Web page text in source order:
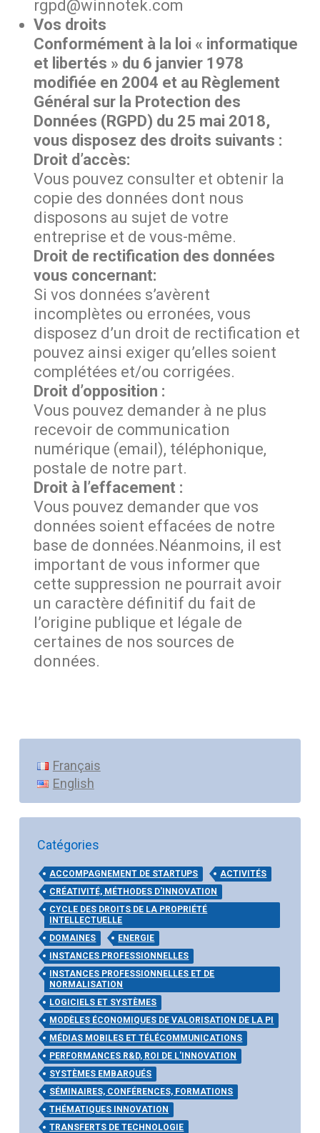
rgpd@winnotek.com
Vos droits
Conformément à la loi « informatique
et libertés » du 6 janvier 1978
modifiée en 2004 et au Règlement
Général sur la Protection des
Données (RGPD) du 25 mai 2018,
vous disposez des droits suivants :
Droit d’accès:
Vous pouvez consulter et obtenir la
copie des données dont nous
disposons au sujet de votre
entreprise et de vous-même.
Droit de rectification des données
vous concernant:
Si vos données s’avèrent
incomplètes ou erronées, vous
disposez d’un droit de rectification et
pouvez ainsi exiger qu’elles soient
complétées et/ou corrigées.
Droit d’opposition :
Vous pouvez demander à ne plus
recevoir de communication
numérique (email), téléphonique,
postale de notre part.
Droit à l’effacement :
Vous pouvez demander que vos
données soient effacées de notre
base de données.Néanmoins, il est
important de vous informer que
cette suppression ne pourrait avoir
un caractère définitif du fait de
l’origine publique et légale de
certaines de nos sources de
données.
Français
English
Catégories
ACCOMPAGNEMENT DE STARTUPS
ACTIVITÉS
CRÉATIVITÉ, MÉTHODES D'INNOVATION
CYCLE DES DROITS DE LA PROPRIÉTÉ
INTELLECTUELLE
DOMAINES
ENERGIE
INSTANCES PROFESSIONNELLES
INSTANCES PROFESSIONNELLES ET DE
NORMALISATION
LOGICIELS ET SYSTÈMES
MODÈLES ÉCONOMIQUES DE VALORISATION DE LA PI
MÉDIAS MOBILES ET TÉLÉCOMMUNICATIONS
PERFORMANCES R&D, ROI DE L'INNOVATION
SYSTÈMES EMBARQUÉS
SÉMINAIRES, CONFÉRENCES, FORMATIONS
THÉMATIQUES INNOVATION
TRANSFERTS DE TECHNOLOGIE